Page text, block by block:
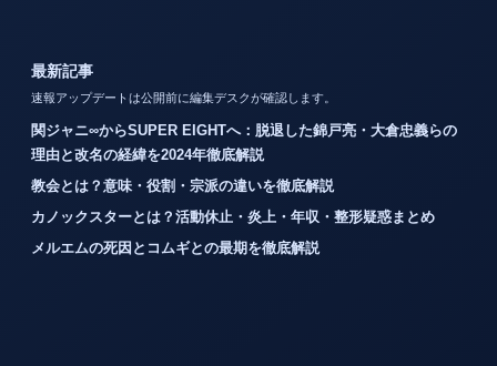
最新記事
速報アップデートは公開前に編集デスクが確認します。
関ジャニ∞からSUPER EIGHTへ：脱退した錦戸亮・大倉忠義らの
理由と改名の経緯を2024年徹底解説
教会とは？意味・役割・宗派の違いを徹底解説
カノックスターとは？活動休止・炎上・年収・整形疑惑まとめ
メルエムの死因とコムギとの最期を徹底解説